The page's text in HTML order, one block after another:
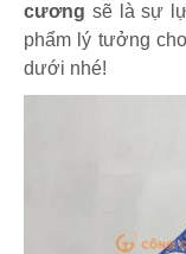
cương sẽ là sự
phẩm lý tưởng
dưới nhé!